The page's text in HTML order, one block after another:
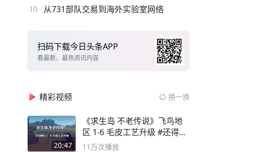
10 从731部队交易到海外实验室网络
扫码下载今日头条APP
看最新、最热资讯内容
精彩视频 换一换
20:47
《求生岛 不老传说》飞鸟地
区 1-6 毛皮工艺升级 #还得是
主机大作
11万次播放